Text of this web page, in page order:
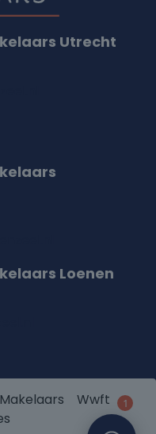
Utrecht
Loenen
Wwft
1